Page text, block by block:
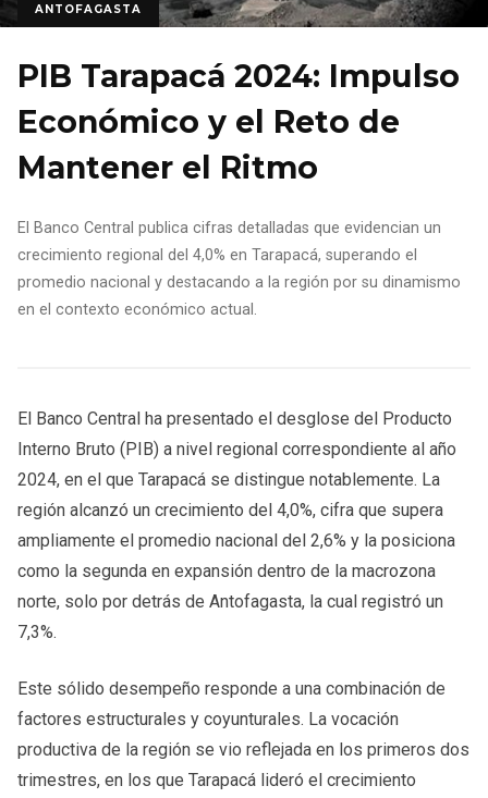
ANTOFAGASTA
PIB Tarapacá 2024: Impulso
Económico y el Reto de
Mantener el Ritmo
El Banco Central publica cifras detalladas que evidencian un
crecimiento regional del 4,0% en Tarapacá, superando el
promedio nacional y destacando a la región por su dinamismo
en el contexto económico actual.
El Banco Central ha presentado el desglose del Producto
Interno Bruto (PIB) a nivel regional correspondiente al año
2024, en el que Tarapacá se distingue notablemente. La
región alcanzó un crecimiento del 4,0%, cifra que supera
ampliamente el promedio nacional del 2,6% y la posiciona
como la segunda en expansión dentro de la macrozona
norte, solo por detrás de Antofagasta, la cual registró un
7,3%.
Este sólido desempeño responde a una combinación de
factores estructurales y coyunturales. La vocación
productiva de la región se vio reflejada en los primeros dos
trimestres, en los que Tarapacá lideró el crecimiento